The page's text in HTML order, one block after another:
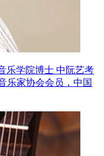
乐学院博士 中阮艺考
乐家协会会员，中国